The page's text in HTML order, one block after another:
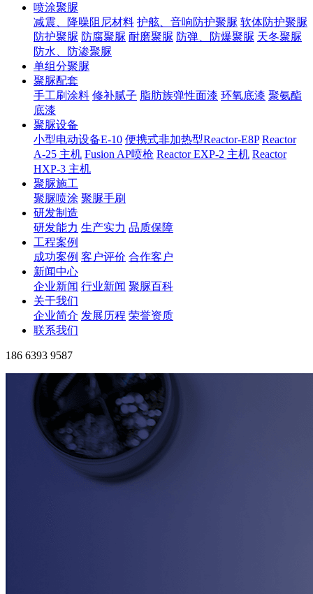
喷涂聚脲
减震、降噪阻尼材料 护舷、音响防护聚脲 软体防护聚脲
防护聚脲 防腐聚脲 耐磨聚脲 防弹、防爆聚脲 天冬聚脲
防水、防渗聚脲
单组分聚脲
聚脲配套
手工刷涂料 修补腻子 脂肪族弹性面漆 环氧底漆 聚氨酯
底漆
聚脲设备
小型电动设备E-10 便携式非加热型Reactor-E8P Reactor
A-25 主机 Fusion AP喷枪 Reactor EXP-2 主机 Reactor
HXP-3 主机
聚脲施工
聚脲喷涂 聚脲手刷
研发制造
研发能力 生产实力 品质保障
工程案例
成功案例 客户评价 合作客户
新闻中心
企业新闻 行业新闻 聚脲百科
关于我们
企业简介 发展历程 荣誉资质
联系我们
186 6393 9587